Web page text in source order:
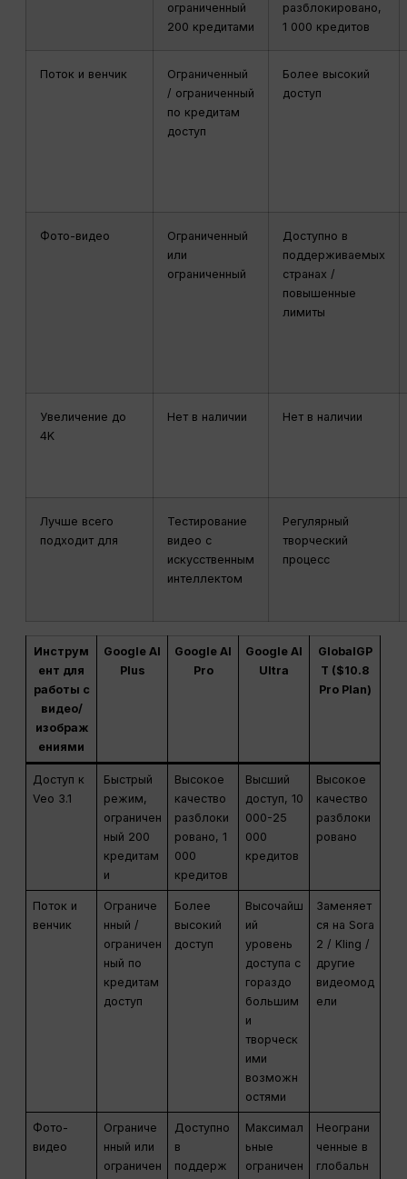
ограниченный
200 кредитами
разблокировано,
1 000 кредитов
Поток и венчик
Ограниченный
/ ограниченный
по кредитам
доступ
Более высокий
доступ
Фото-видео
Ограниченный
или
ограниченный
Доступно в
поддерживаемых
странах /
повышенные
лимиты
Увеличение до
4K
Нет в наличии Нет в наличии
Лучше всего
подходит для
Тестирование
видео с
искусственным
интеллектом
Регулярный
творческий
процесс
Инструм
ент для
работы с
видео/
изображ
ениями
Google AI
Plus
Google AI
Pro
Google AI
Ultra
GlobalGP
T ($10.8
Pro Plan)
Доступ к
Veo 3.1
Быстрый
режим,
ограничен
ный 200
кредитам
и
Высокое
качество
разблоки
ровано, 1
000
кредитов
Высший
доступ, 10
000-25
000
кредитов
Высокое
качество
разблоки
ровано
Поток и
венчик
Ограниче
нный /
ограничен
ный по
кредитам
доступ
Более
высокий
доступ
Высочайш
ий
уровень
доступа с
гораздо
большим
и
творческ
ими
возможн
остями
Заменяет
ся на Sora
2 / Kling /
другие
видеомод
ели
Фото-
видео
Ограниче
нный или
ограничен
Доступно
в
поддерж
Максимал
ьные
ограничен
Неограни
ченные в
глобальн